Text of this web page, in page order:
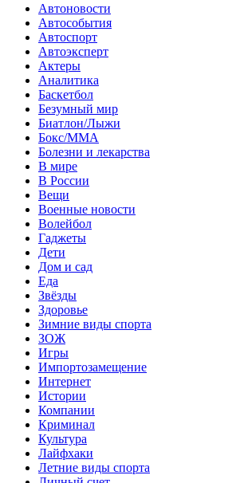
Автоновости
Автособытия
Автоспорт
Автоэксперт
Актеры
Аналитика
Баскетбол
Безумный мир
Биатлон/Лыжи
Бокс/MMA
Болезни и лекарства
В мире
В России
Вещи
Военные новости
Волейбол
Гаджеты
Дети
Дом и сад
Еда
Звёзды
Здоровье
Зимние виды спорта
ЗОЖ
Игры
Импортозамещение
Интернет
Истории
Компании
Криминал
Культура
Лайфхаки
Летние виды спорта